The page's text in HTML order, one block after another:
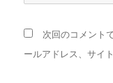
次回のコメント
ールアドレス、サイ